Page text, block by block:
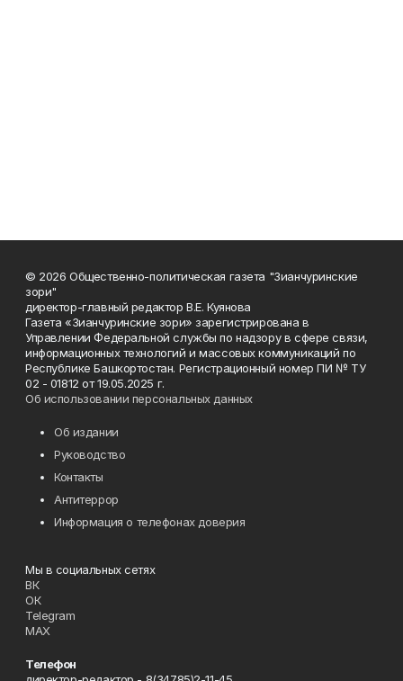
© 2026 Общественно-политическая газета "Зианчуринские
зори"
директор-главный редактор В.Е. Куянова
Газета «Зианчуринские зори» зарегистрирована в
Управлении Федеральной службы по надзору в сфере связи,
информационных технологий и массовых коммуникаций по
Республике Башкортостан. Регистрационный номер ПИ № ТУ
02 - 01812 от 19.05.2025 г.
Об использовании персональных данных
Об издании
Руководство
Контакты
Антитеррор
Информация о телефонах доверия
Мы в социальных сетях
ВК
ОК
Telegram
MAX
Телефон